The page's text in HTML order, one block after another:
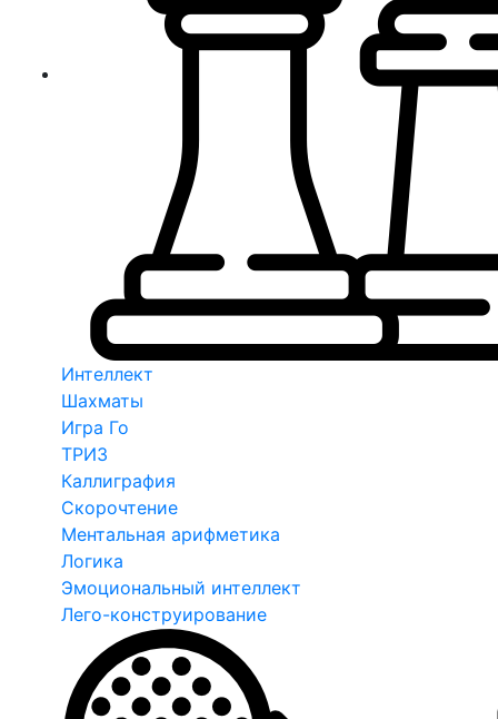
Интеллект
Шахматы
Игра Го
ТРИЗ
Каллиграфия
Скорочтение
Ментальная арифметика
Логика
Эмоциональный интеллект
Лего-конструирование